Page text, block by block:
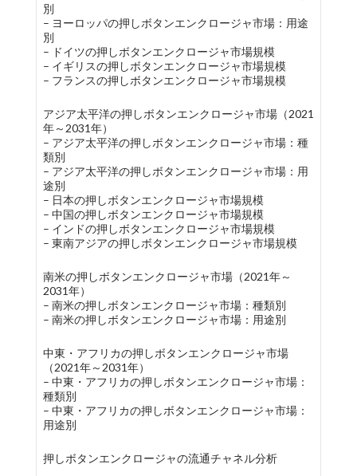
別
– ヨーロッパの押しボタンエンクロージャ市場：用途
別
– ドイツの押しボタンエンクロージャ市場規模
– イギリスの押しボタンエンクロージャ市場規模
– フランスの押しボタンエンクロージャ市場規模
アジア太平洋の押しボタンエンクロージャ市場（2021
年～2031年）
– アジア太平洋の押しボタンエンクロージャ市場：種
類別
– アジア太平洋の押しボタンエンクロージャ市場：用
途別
– 日本の押しボタンエンクロージャ市場規模
– 中国の押しボタンエンクロージャ市場規模
– インドの押しボタンエンクロージャ市場規模
– 東南アジアの押しボタンエンクロージャ市場規模
南米の押しボタンエンクロージャ市場（2021年～
2031年）
– 南米の押しボタンエンクロージャ市場：種類別
– 南米の押しボタンエンクロージャ市場：用途別
中東・アフリカの押しボタンエンクロージャ市場
（2021年～2031年）
– 中東・アフリカの押しボタンエンクロージャ市場：
種類別
– 中東・アフリカの押しボタンエンクロージャ市場：
用途別
押しボタンエンクロージャの流通チャネル分析